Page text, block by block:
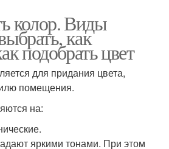
колор. Виды
как
подобрать цвет
для придания цвета,
помещения.
на:
яркими тонами. При этом